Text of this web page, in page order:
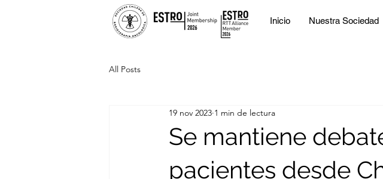
Inicio Nuestra Sociedad
All Posts
Se mantiene
pacientes desde
19 nov 2023 1 min de lectura